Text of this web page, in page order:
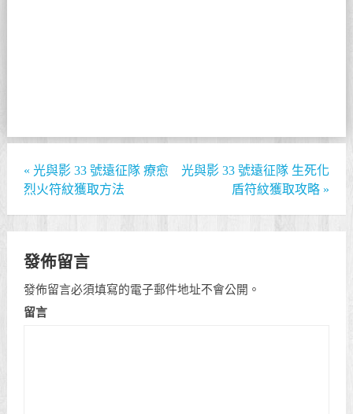
« 光與影 33 號遠征隊 療愈
烈火符紋獲取方法
光與影 33 號遠征隊 生死化
盾符紋獲取攻略 »
發佈留言
發佈留言必須填寫的電子郵件地址不會公開。
留言